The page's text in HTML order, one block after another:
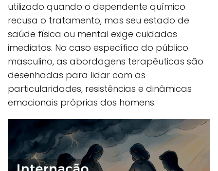
utilizado quando o dependente químico
recusa o tratamento, mas seu estado de
saúde física ou mental exige cuidados
imediatos. No caso específico do público
masculino, as abordagens terapêuticas são
desenhadas para lidar com as
particularidades, resistências e dinâmicas
emocionais próprias dos homens.